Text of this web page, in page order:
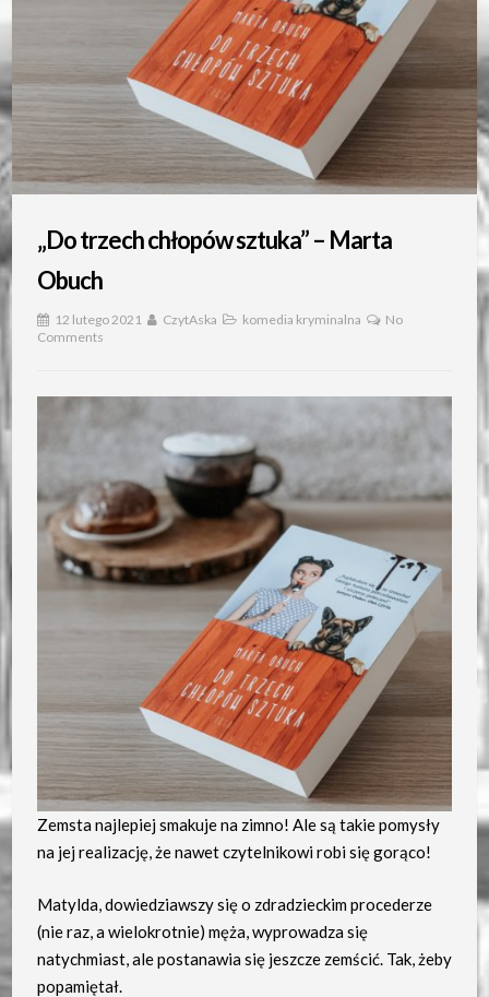
„Do trzech chłopów sztuka” – Marta
Obuch
12 lutego 2021 CzytAska komedia kryminalna
No
Comments
Zemsta najlepiej smakuje na zimno! Ale są takie pomysły
na jej realizację, że nawet czytelnikowi robi się gorąco!
Matylda, dowiedziawszy się o zdradzieckim procederze
(nie raz, a wielokrotnie) męża, wyprowadza się
natychmiast, ale postanawia się jeszcze zemścić. Tak, żeby
popamiętał.